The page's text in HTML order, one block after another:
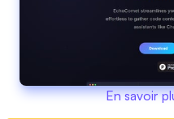
En savoir